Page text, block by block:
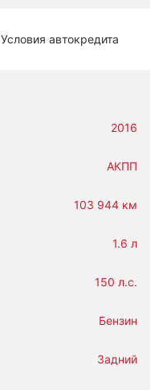
Условия автокредита
2016
АКПП
103 944 км
1.6 л
150 л.с.
Бензин
Задний